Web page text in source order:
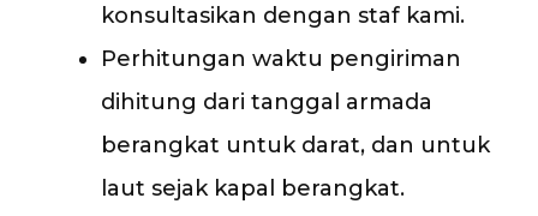
konsultasikan dengan staf kami.
Perhitungan waktu pengiriman
dihitung dari tanggal armada
berangkat untuk darat, dan untuk
laut sejak kapal berangkat.